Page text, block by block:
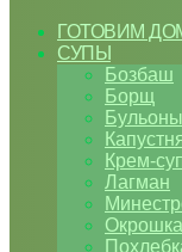
ГОТОВИМ
СУПЫ
Бозбаш
Борщ
Бульоны
Крем-
Лагман
Окрошка